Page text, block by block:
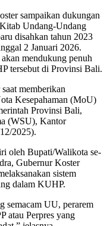
sampaikan dukungan
Undang-Undang
disahkan tahun 2023
2 Januari 2026.
mendukung penuh
tersebut di Provinsi Bali.
memberikan
Kesepahaman (MoU)
Provinsi Bali,
(WSU), Kantor
2025).
oleh Bupati/Walikota se-
Gubernur Koster
sistem
dalam KUHP.
semacam UU, perarem
atau Perpres yang